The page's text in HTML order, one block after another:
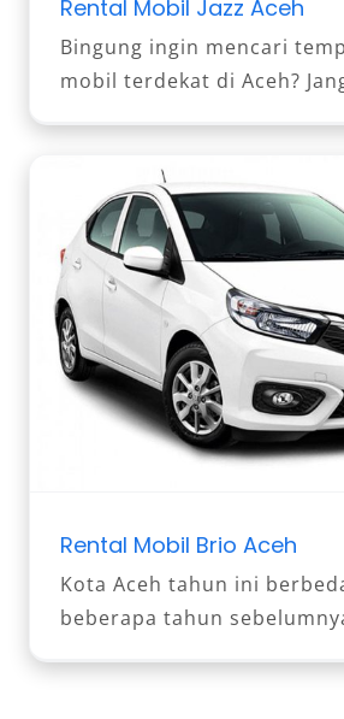
Rental Mobil Jazz Aceh
Bingung ingin mencari
mobil terdekat di Aceh?
Rental Mobil Brio Aceh
Kota Aceh tahun ini
beberapa tahun